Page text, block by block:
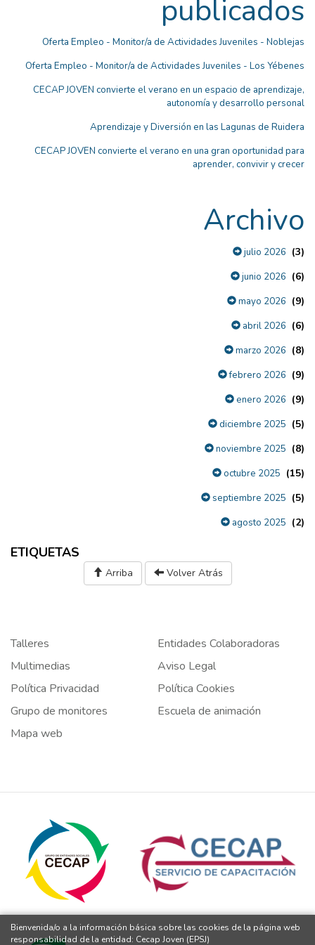
publicados
Oferta Empleo - Monitor/a de Actividades Juveniles - Noblejas
Oferta Empleo - Monitor/a de Actividades Juveniles - Los Yébenes
CECAP JOVEN convierte el verano en un espacio de aprendizaje,
autonomía y desarrollo personal
Aprendizaje y Diversión en las Lagunas de Ruidera
CECAP JOVEN convierte el verano en una gran oportunidad para
aprender, convivir y crecer
Archivo
julio 2026 (3)
junio 2026 (6)
mayo 2026 (9)
abril 2026 (6)
marzo 2026 (8)
febrero 2026 (9)
enero 2026 (9)
diciembre 2025 (5)
noviembre 2025 (8)
octubre 2025 (15)
septiembre 2025 (5)
agosto 2025 (2)
ETIQUETAS
Arriba Volver Atrás
Talleres
Entidades Colaboradoras
Multimedias
Aviso Legal
Política Privacidad
Política Cookies
Grupo de monitores
Escuela de animación
Mapa web
Bienvenida/o a la información básica sobre las cookies de la página web
responsabilidad de la entidad: Cecap Joven (EPSJ)